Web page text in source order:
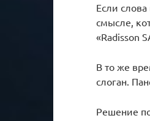
Если
смысле,
«Radisson
В то же
слоган.
Решение